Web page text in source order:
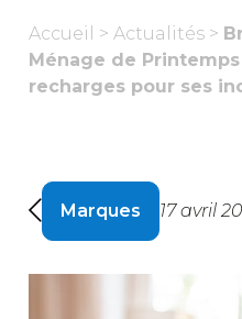
Accueil > Actualités >
Ménage de
recharges pour ses
Marques 17 avril